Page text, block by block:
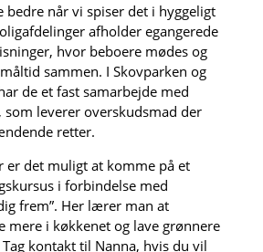
bedre når vi spiser det i hyggeligt
afholder egangerede
hvor beboere mødes og
sammen. I Skovparken og
de et fast samarbejde med
som leverer overskudsmad der
retter.
er det muligt at komme på et
i forbindelse med
frem”. Her lærer man at
mere i køkkenet og lave grønnere
kontakt til Nanna, hvis du vil